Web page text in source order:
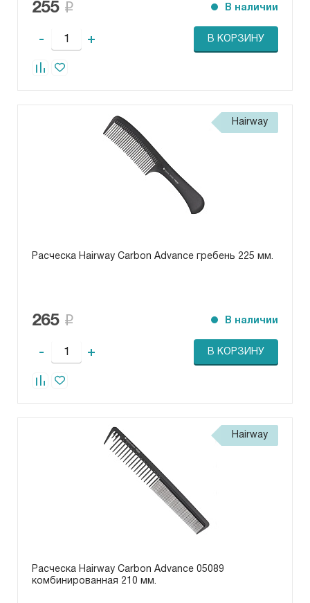
255 В наличии
- + В КОРЗИНУ
Hairway
Расческа Hairway Carbon Advance гребень 225 мм.
265 В наличии
- + В КОРЗИНУ
Hairway
Расческа Hairway Carbon Advance 05089
комбинированная 210 мм.